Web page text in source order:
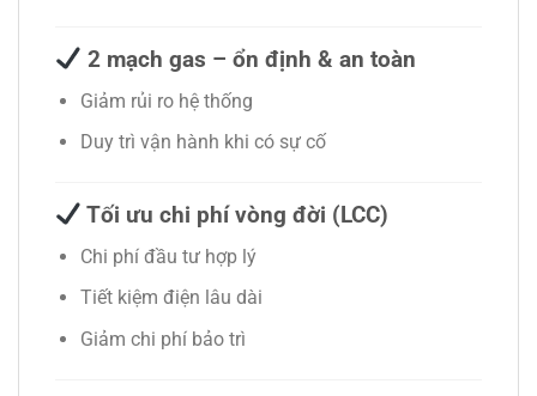
2 mạch gas – ổn định & an toàn
Giảm rủi ro hệ thống
Duy trì vận hành khi có sự cố
Tối ưu chi phí vòng đời (LCC)
Chi phí đầu tư hợp lý
Tiết kiệm điện lâu dài
Giảm chi phí bảo trì